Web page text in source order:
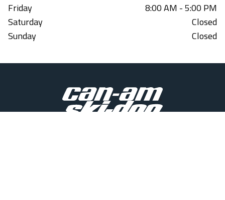
Friday
8:00 AM - 5:00 PM
Saturday
Closed
Sunday
Closed